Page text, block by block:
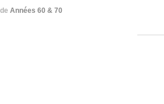
de Années 60 & 70